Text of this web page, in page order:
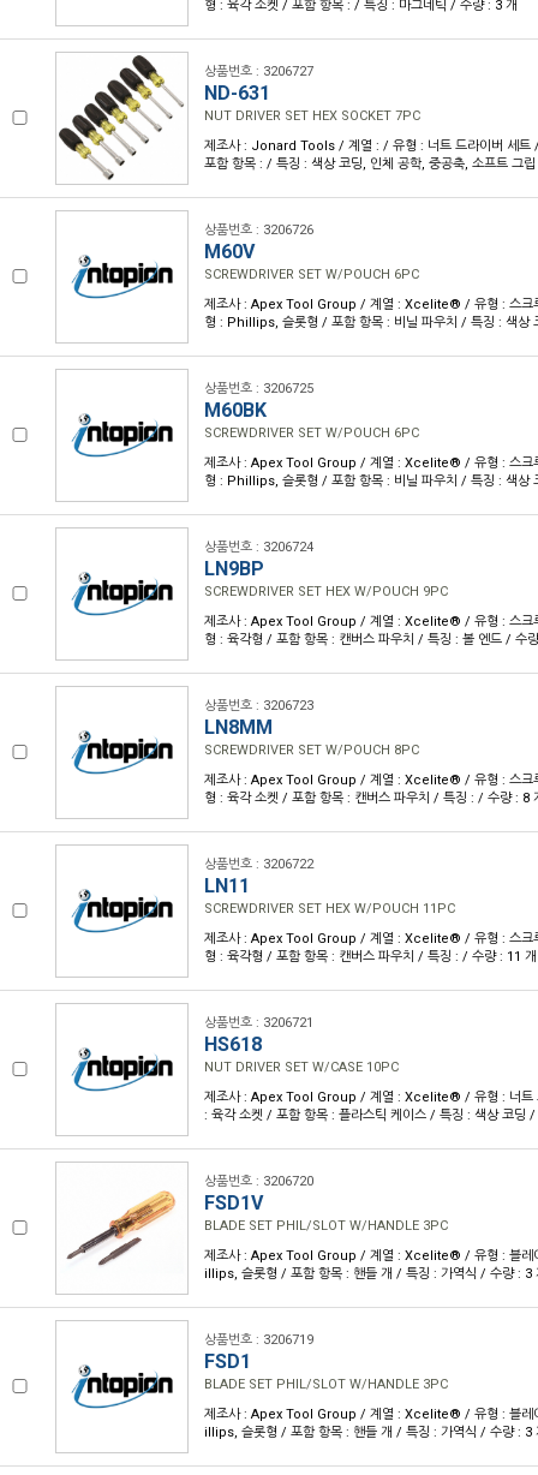
형 : 육각 소켓 / 포함 항목 : / 특징 : 마그네틱 / 수량 : 3 개
상품번호 : 3206727
ND-631
NUT DRIVER SET HEX SOCKET 7PC
제조사 : Jonard Tools / 계열 : / 유형 : 너트 드라이버 세트
포함 항목 : / 특징 : 색상 코딩, 인체 공학, 중공축, 소프트 그
상품번호 : 3206726
M60V
SCREWDRIVER SET W/POUCH 6PC
제조사 : Apex Tool Group / 계열 : Xcelite® / 유형 : 스크
형 : Phillips, 슬롯형 / 포함 항목 : 비닐 파우치 / 특징 : 색상
상품번호 : 3206725
M60BK
SCREWDRIVER SET W/POUCH 6PC
제조사 : Apex Tool Group / 계열 : Xcelite® / 유형 : 스크
형 : Phillips, 슬롯형 / 포함 항목 : 비닐 파우치 / 특징 : 색상
상품번호 : 3206724
LN9BP
SCREWDRIVER SET HEX W/POUCH 9PC
제조사 : Apex Tool Group / 계열 : Xcelite® / 유형 : 스크
형 : 육각형 / 포함 항목 : 캔버스 파우치 / 특징 : 볼 엔드 / 수
상품번호 : 3206723
LN8MM
SCREWDRIVER SET W/POUCH 8PC
제조사 : Apex Tool Group / 계열 : Xcelite® / 유형 : 스크
형 : 육각 소켓 / 포함 항목 : 캔버스 파우치 / 특징 : / 수량 : 8
상품번호 : 3206722
LN11
SCREWDRIVER SET HEX W/POUCH 11PC
제조사 : Apex Tool Group / 계열 : Xcelite® / 유형 : 스크
형 : 육각형 / 포함 항목 : 캔버스 파우치 / 특징 : / 수량 : 11 개
상품번호 : 3206721
HS618
NUT DRIVER SET W/CASE 10PC
제조사 : Apex Tool Group / 계열 : Xcelite® / 유형 : 너트
: 육각 소켓 / 포함 항목 : 플라스틱 케이스 / 특징 : 색상 코딩
상품번호 : 3206720
FSD1V
BLADE SET PHIL/SLOT W/HANDLE 3PC
제조사 : Apex Tool Group / 계열 : Xcelite® / 유형 : 블레
illips, 슬롯형 / 포함 항목 : 핸들 개 / 특징 : 가역식 / 수량 : 3
상품번호 : 3206719
FSD1
BLADE SET PHIL/SLOT W/HANDLE 3PC
제조사 : Apex Tool Group / 계열 : Xcelite® / 유형 : 블레
illips, 슬롯형 / 포함 항목 : 핸들 개 / 특징 : 가역식 / 수량 : 3